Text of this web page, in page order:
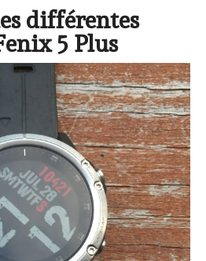
différentes
5 Plus